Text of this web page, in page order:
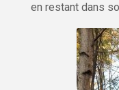
en restant dans